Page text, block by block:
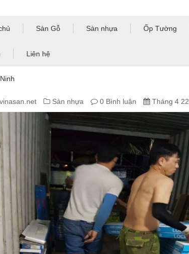
Sàn Gỗ Sàn nhựa Ốp Tường
Liên hệ
vinasan.net Sàn nhựa 0 Bình luận Tháng 4